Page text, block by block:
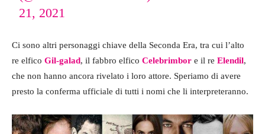
21, 2021
Ci sono altri personaggi chiave della Seconda Era, tra cui l’alto
re elfico Gil-galad, il fabbro elfico Celebrimbor e il re Elendil,
che non hanno ancora rivelato i loro attore. Speriamo di avere
presto la conferma ufficiale di tutti i nomi che li interpreteranno.